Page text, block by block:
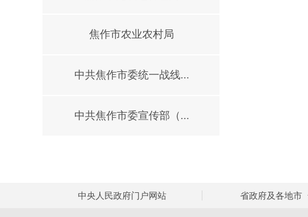
焦作市农业农村局
中共焦作市委统一战线...
中共焦作市委宣传部（...
中央人民政府门户网站 省政府及各地市